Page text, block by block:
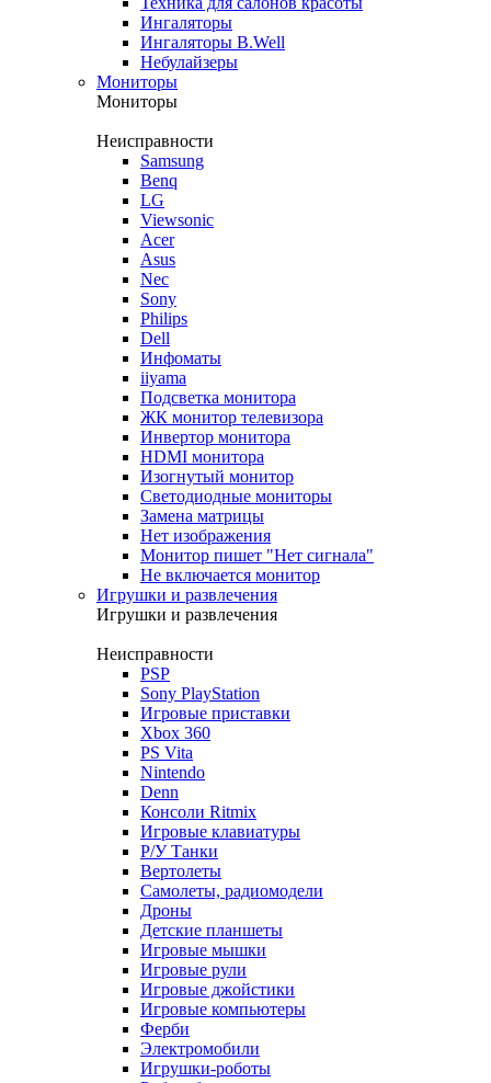
Ингаляторы
Ингаляторы B.Well
Небулайзеры
Мониторы
Мониторы
Неисправности
Samsung
Benq
LG
Viewsonic
Acer
Asus
Nec
Sony
Philips
Dell
Инфоматы
iiyama
Подсветка монитора
ЖК монитор телевизора
Инвертор монитора
HDMI монитора
Изогнутый монитор
Светодиодные мониторы
Замена матрицы
Нет изображения
Монитор пишет "Нет сигнала"
Не включается монитор
Игрушки и развлечения
Игрушки и развлечения
Неисправности
PSP
Sony PlayStation
Игровые приставки
Xbox 360
PS Vita
Nintendo
Denn
Консоли Ritmix
Игровые клавиатуры
Р/У Танки
Вертолеты
Самолеты, радиомодели
Дроны
Детские планшеты
Игровые мышки
Игровые рули
Игровые джойстики
Игровые компьютеры
Ферби
Электромобили
Игрушки-роботы